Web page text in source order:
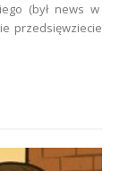
(był news w
przedsięwziecie